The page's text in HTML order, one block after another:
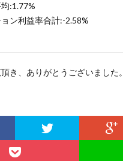
:1.77%
ン利益率合計:-2.58%
き、ありがとうございました。